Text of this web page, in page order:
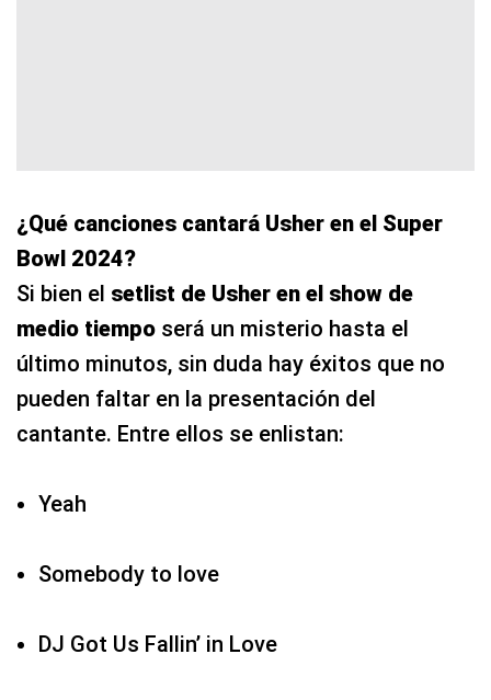
¿Qué canciones cantará Usher en el Super
Bowl 2024?
Si bien el setlist de Usher en el show de
medio tiempo será un misterio hasta el
último minutos, sin duda hay éxitos que no
pueden faltar en la presentación del
cantante. Entre ellos se enlistan:
Yeah
Somebody to love
DJ Got Us Fallin’ in Love